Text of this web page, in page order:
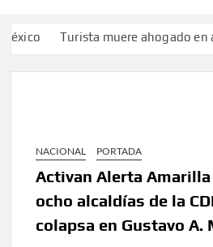
Turista muere ahogado en alberca
NACIONAL PORTADA
Activan Alerta
ocho alcaldías de la
colapsa en Gustavo A.